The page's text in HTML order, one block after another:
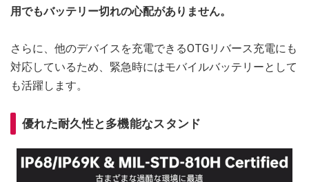
用でもバッテリー切れの心配がありません。
さらに、他のデバイスを充電できるOTGリバース充電にも
対応しているため、緊急時にはモバイルバッテリーとして
も活躍します。
優れた耐久性と多機能なスタンド